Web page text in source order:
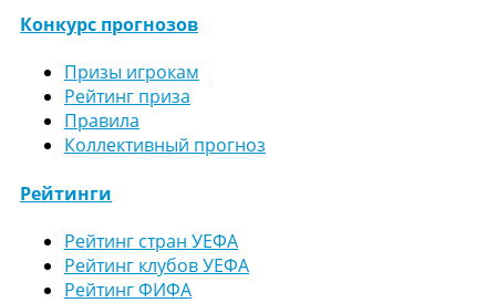
Конкурс прогнозов
Призы игрокам
Рейтинг приза
Правила
Коллективный прогноз
Рейтинги
Рейтинг стран УЕФА
Рейтинг клубов УЕФА
Рейтинг ФИФА